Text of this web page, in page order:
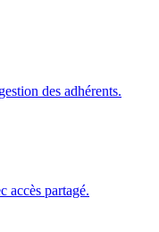
des adhérents.
accès partagé.